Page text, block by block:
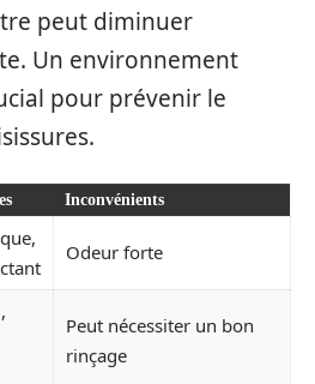
peut diminuer
Un environnement
pour prévenir le
Inconvénients
Odeur forte
Peut nécessiter un bon
rinçage